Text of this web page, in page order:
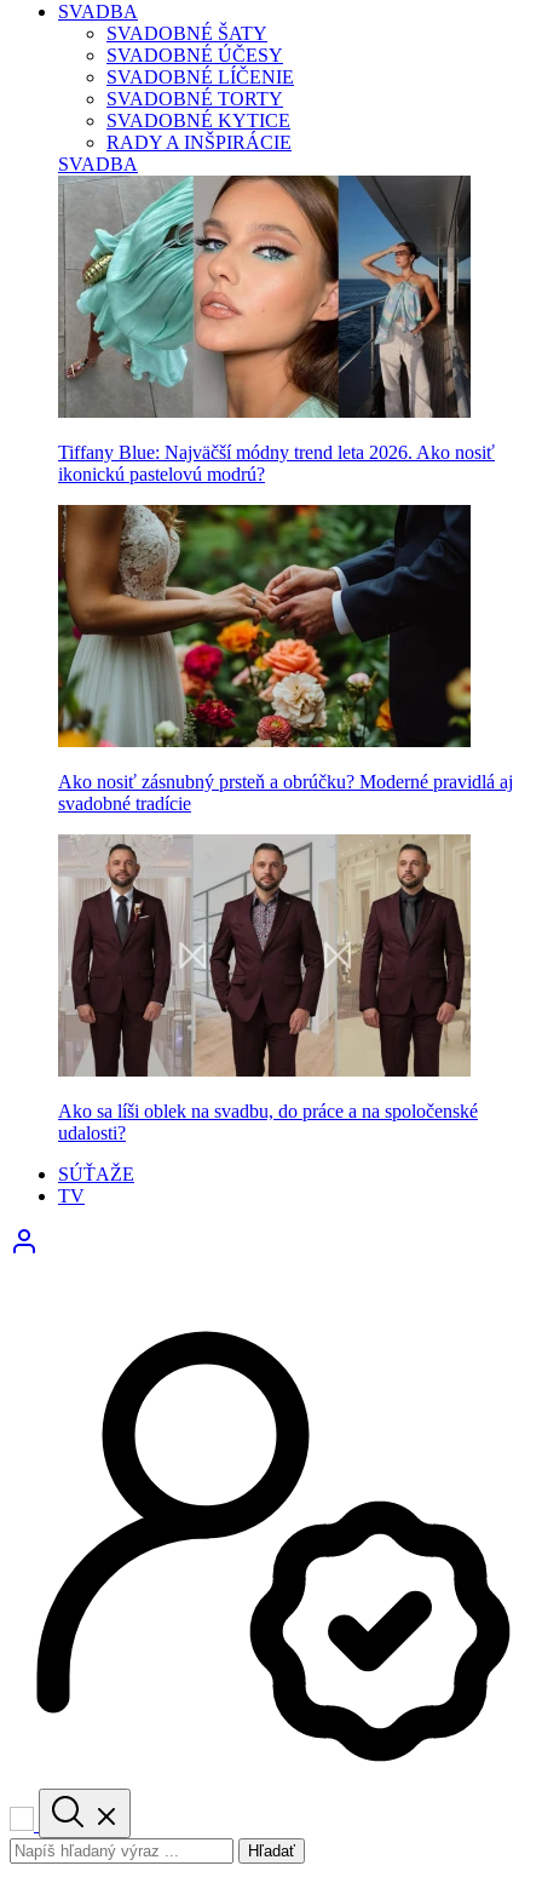
SVADBA
SVADOBNÉ ŠATY
SVADOBNÉ ÚČESY
SVADOBNÉ LÍČENIE
SVADOBNÉ TORTY
SVADOBNÉ KYTICE
RADY A INŠPIRÁCIE
SVADBA
Tiffany Blue: Najväčší módny trend leta 2026. Ako nosiť
ikonickú pastelovú modrú?
Ako nosiť zásnubný prsteň a obrúčku? Moderné pravidlá aj
svadobné tradície
Ako sa líši oblek na svadbu, do práce a na spoločenské
udalosti?
SÚŤAŽE
TV
Hľadať